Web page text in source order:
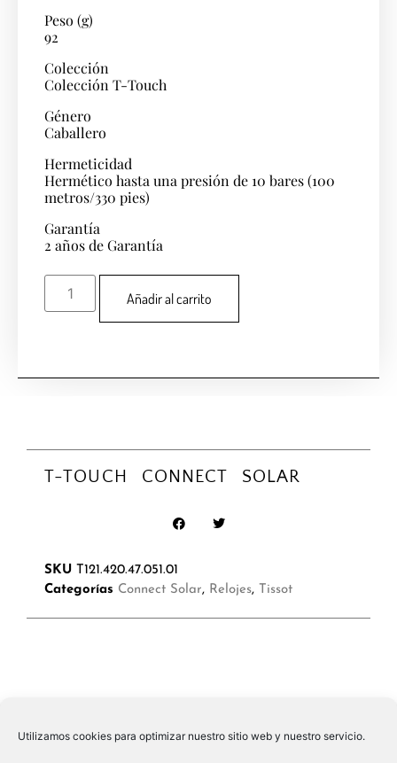
Utilizamos cookies para optimizar nuestro sitio web y nuestro servicio.
Peso (g)
92
Colección
Colección T-Touch
Género
Caballero
Hermeticidad
Hermético hasta una presión de 10 bares (100
metros/330 pies)
Garantía
2 años de Garantía
Añadir al carrito
T-TOUCH CONNECT SOLAR
SKU T121.420.47.051.01
Categorías Connect Solar, Relojes, Tissot